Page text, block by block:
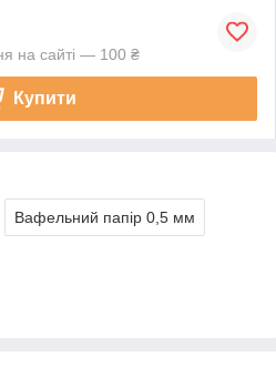
на сайті — 100 ₴
Купити
Вафельний папір 0,5 мм